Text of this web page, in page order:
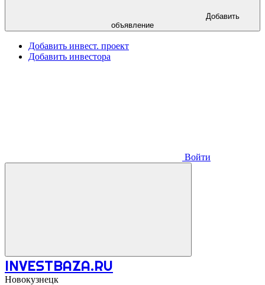
объявление
Добавить инвест. проект
Добавить инвестора
Войти
INVESTBAZA.RU
Новокузнецк